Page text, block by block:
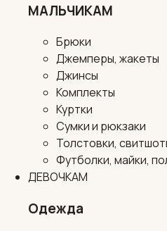
МАЛЬЧИКАМ
Брюки
Джемперы, жакеты
Джинсы
Комплекты
Куртки
Сумки и рюкзаки
Толстовки,
Футболки, майки,
ДЕВОЧКАМ
Одежда